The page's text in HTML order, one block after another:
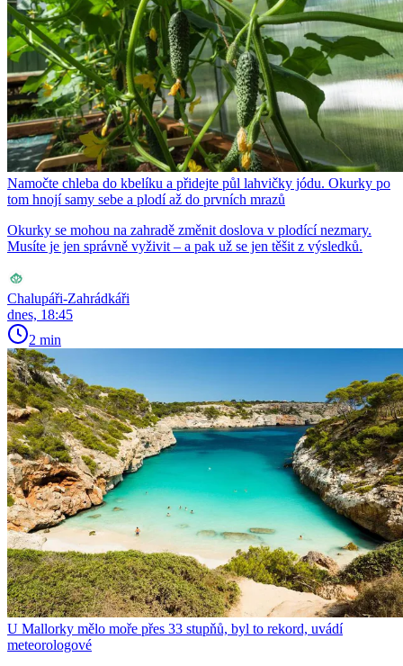
Namočte chleba do kbelíku a přidejte půl lahvičky jódu. Okurky po
tom hnojí samy sebe a plodí až do prvních mrazů
Okurky se mohou na zahradě změnit doslova v plodící nezmary.
Musíte je jen správně vyživit – a pak už se jen těšit z výsledků.
Chalupáři-Zahrádkáři
dnes, 18:45
2 min
U Mallorky mělo moře přes 33 stupňů, byl to rekord, uvádí
meteorologové